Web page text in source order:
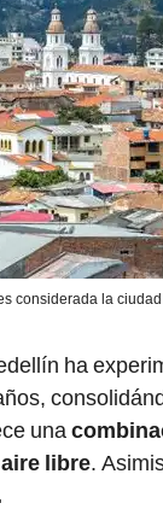
considerada la
ha
una
libre.